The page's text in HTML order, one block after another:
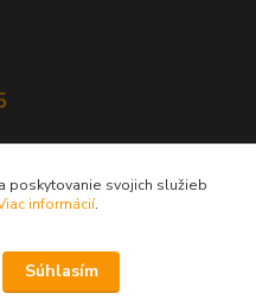
poskytovanie svojich služieb
informácií.
Súhlasím